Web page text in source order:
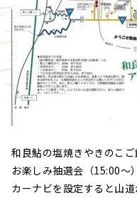
和良鮎の塩焼きやきのこ
お楽しみ抽選会（15:00～
カーナビを設定すると山